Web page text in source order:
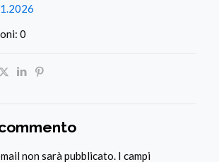
0
non sarà pubblicato. I campi